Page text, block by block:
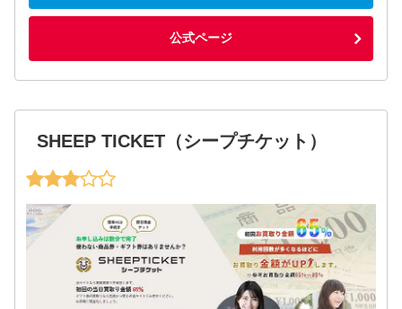
公式ページ
SHEEP TICKET（シープチケット）